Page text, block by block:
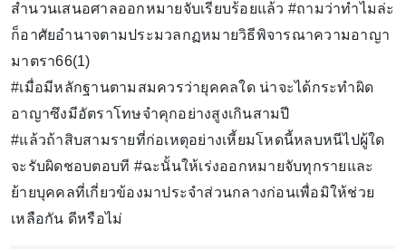
สำนวนเสนอศาลออกหมายจับเรียบร้อยแล้ว #ถามว่าทำไมล่ะ
ก็อาศัยอำนาจตามประมวลกฏหมายวิธีพิจารณาความอาญา
มาตรา66(1)
#เมื่อมีหลักฐานตามสมควรว่ายุคคลใด น่าจะได้กระทำผิด
อาญาซึงมีอัตราโทษจำคุกอย่างสูงเกินสามปี
#แล้วถ้าสิบสามรายที่ก่อเหตุอย่างเหี้ยมโหดนี้หลบหนีไปผู้ใด
จะรับผิดชอบตอบที #ฉะนั้นให้เร่งออกหมายจับทุกรายและ
ย้ายบุคคลที่เกี่ยวข้องมาประจำส่วนกลางก่อนเพื่อมิให้ช่วย
เหลือกัน ดีหรือไม่